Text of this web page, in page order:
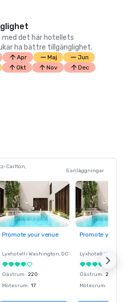
det här hotellets
ha bättre tillgänglighet.
Apr Maj
Jun
Okt Nov Dec
Carlton,
5 anläggningar
Promote your venue
Lyxhotell i Washington, DC
Gästrum: 220
Mötesrum: 17
Promote your
Lyxhotell i
Gästrum: 237
Mötesrum: